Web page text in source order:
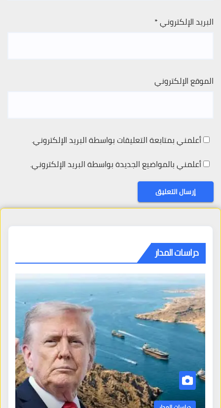
البريد الإلكتروني*
الموقع الإلكتروني
أعلمني بمتابعة التعليقات بواسطة البريد الإلكتروني.
أعلمني بالمواضيع الجديدة بواسطة البريد الإلكتروني.
دراسات المدار